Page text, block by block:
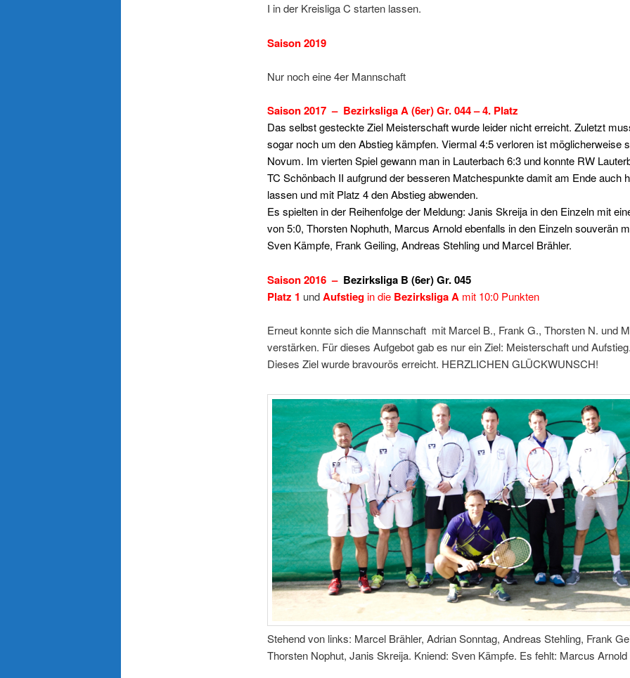
I in der Kreisliga C starten lassen.
Saison 2019
Nur noch eine 4er Mannschaft
Saison 2017 – Bezirksliga A (6er) Gr. 044 – 4. Platz
Das selbst gesteckte Ziel Meisterschaft wurde leider nicht erreicht. Zuletzt
sogar noch um den Abstieg kämpfen. Viermal 4:5 verloren ist möglicherweise
Novum. Im vierten Spiel gewann man in Lauterbach 6:3 und konnte RW
TC Schönbach II aufgrund der besseren Matchespunkte damit am Ende auch
lassen und mit Platz 4 den Abstieg abwenden.
Es spielten in der Reihenfolge der Meldung: Janis Skreija in den Einzeln mit
von 5:0, Thorsten Nophuth, Marcus Arnold ebenfalls in den Einzeln souverän
Sven Kämpfe, Frank Geiling, Andreas Stehling und Marcel Brähler.
Saison 2016 – Bezirksliga B (6er) Gr.
Platz 1 undAufstiegin die Bezirksliga A mit 10:0 Punkten
Erneut konnte sich die Mannschaft mit Marcel B., Frank G., Thorsten N. und
verstärken. Für dieses Aufgebot gab es nur ein Ziel: Meisterschaft und
Dieses Ziel wurde bravourös erreicht. HERZLICHEN GLÜCKWUNSCH!
Stehend von links: Marcel Brähler, Adrian Sonntag, Andreas Stehling, Frank
Thorsten Nophut, Janis Skreija. Kniend: Sven Kämpfe. Es fehlt: Marcus Arnold